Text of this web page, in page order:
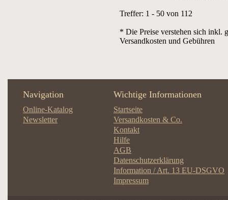
Treffer: 1 - 50 von 112
* Die Preise verstehen sich inkl.
Versandkosten und Gebühren
Navigation
Online-Katalog
Newsletter
Wichtige Informationen
Startseite
Versandkosten & Co.
Kontakt
Hilfe
AGB
Datenschutzerklärung
Information / Art. 13 EU-DSGVO
Impressum